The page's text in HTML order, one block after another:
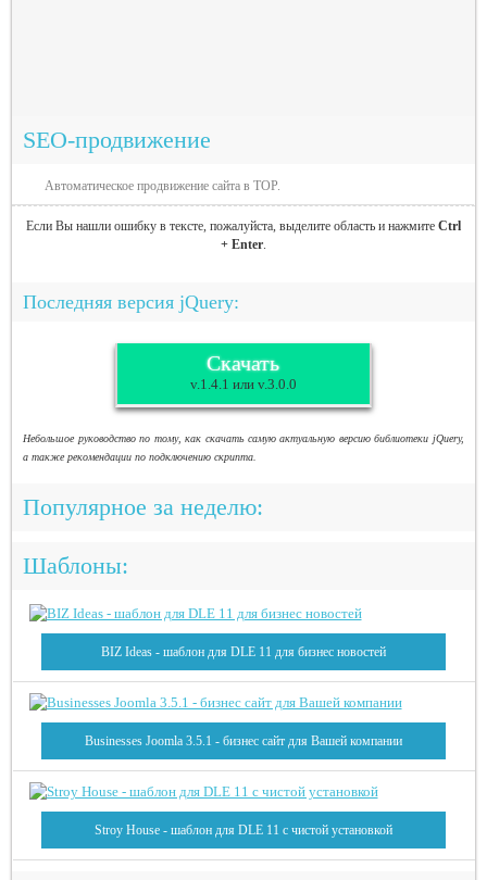
SEO-продвижение
Автоматическое продвижение сайта в TOP.
Если Вы нашли ошибку в тексте, пожалуйста, выделите область и нажмите Ctrl
+ Enter.
Последняя версия jQuery:
Скачать
v.1.4.1 или v.3.0.0
Небольшое руководство по тому, как скачать самую актуальную версию библиотеки jQuery,
а также рекомендации по подключению скрипта.
Популярное за неделю:
Шаблоны:
BIZ Ideas - шаблон для DLE 11 для бизнес новостей
Businesses Joomla 3.5.1 - бизнес сайт для Вашей компании
Stroy House - шаблон для DLE 11 с чистой установкой